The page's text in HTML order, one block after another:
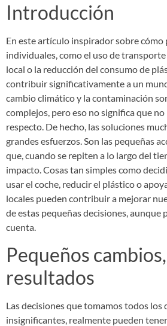
Introducción
En este artículo inspirador sobre cómo
individuales, como el uso de
local o la reducción del consumo de
contribuir significativamente a un
cambio climático y la contaminación
complejos, pero eso no significa que
respecto. De hecho, las soluciones
grandes esfuerzos. Son las pequeñas
que, cuando se repiten a lo largo del
impacto. Cosas tan simples como
usar el coche, reducir el plástico o
locales pueden contribuir a mejorar
de estas pequeñas decisiones, aunque
cuenta.
Pequeños
resultados
Las decisiones que tomamos todos los
insignificantes, realmente pueden